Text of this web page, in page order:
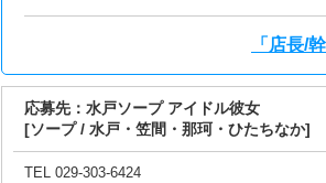
「店長/
応募先： 水戸ソープ アイドル彼女
[ソープ / 水戸・笠間・那珂・ひたちなか]
TEL 029-303-6424